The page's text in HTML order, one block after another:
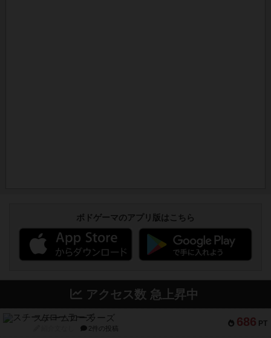
ボドゲーマのアプリ版はこちら
アクセス数 急上昇中
686 PT
スチームローラーズ
2件の投稿